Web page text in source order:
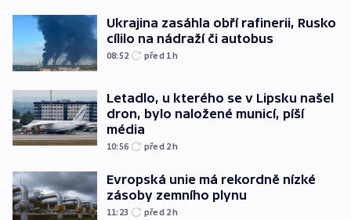
Ukrajina zasáhla obří rafinerii, Rusko
cílilo na nádraží či autobus
08:52 před 1h
Letadlo, u kterého se v Lipsku našel
dron, bylo naložené municí, píší
média
10:56 před 2h
Evropská unie má rekordně nízké
zásoby zemního plynu
11:23 před 2h